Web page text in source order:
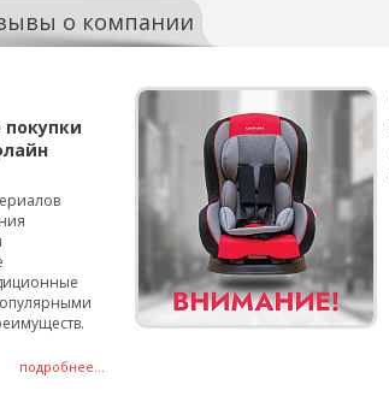
о компании
подробнее...